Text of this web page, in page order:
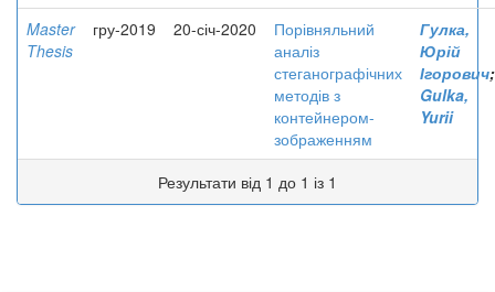
Master
Thesis
гру-2019 20-січ-2020
Порівняльний
аналіз
стеганографічних
методів з
контейнером-
зображенням
Гулка,
Юрій
Ігорович;
Gulka,
Yurii
Результати від 1 до 1 із 1